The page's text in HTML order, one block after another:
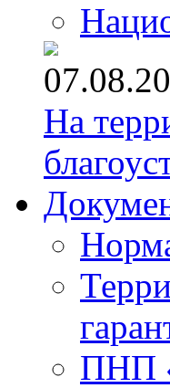
На
ПНП